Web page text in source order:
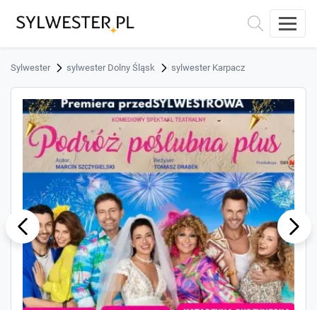
Sylwester sylwester Dolny Śląsk sylwester Karpacz
Previ
ous
Next